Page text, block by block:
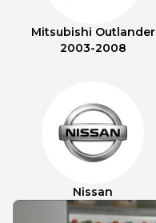
Mitsubishi Outlander
2003-2008
Nissan